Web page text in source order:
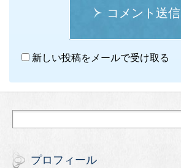
コメント送信
新しい投稿をメールで受け取る
プロフィール